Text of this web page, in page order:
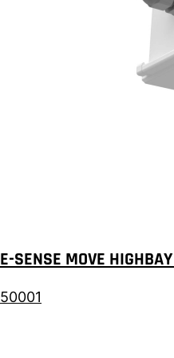
E-SENSE MOVE
50001